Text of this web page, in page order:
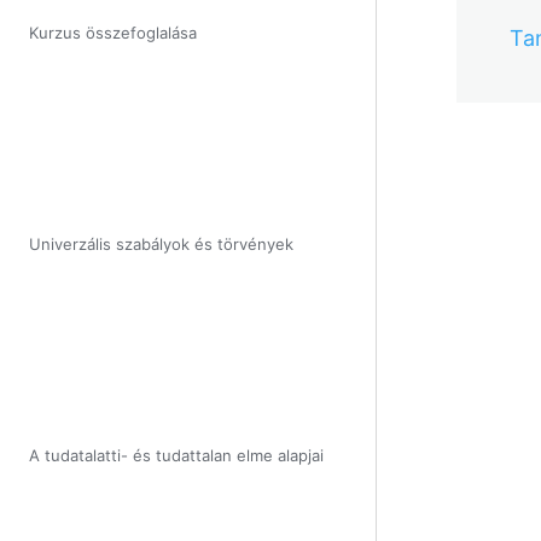
Kurzus összefoglalása
Univerzális szabályok és törvények
A tudatalatti- és tudattalan elme alapjai